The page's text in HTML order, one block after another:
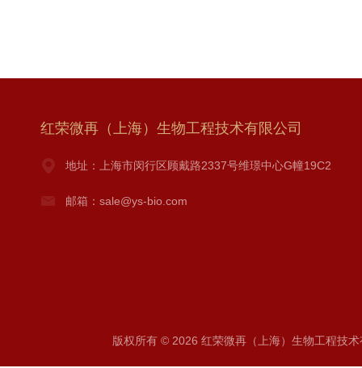
红荣微再（上海）生物工程技术有限公司
地址：上海市闵行区顾戴路2337号维璟中心G幢19C2
邮箱：sale@ys-bio.com
版权所有 © 2026 红荣微再（上海）生物工程技